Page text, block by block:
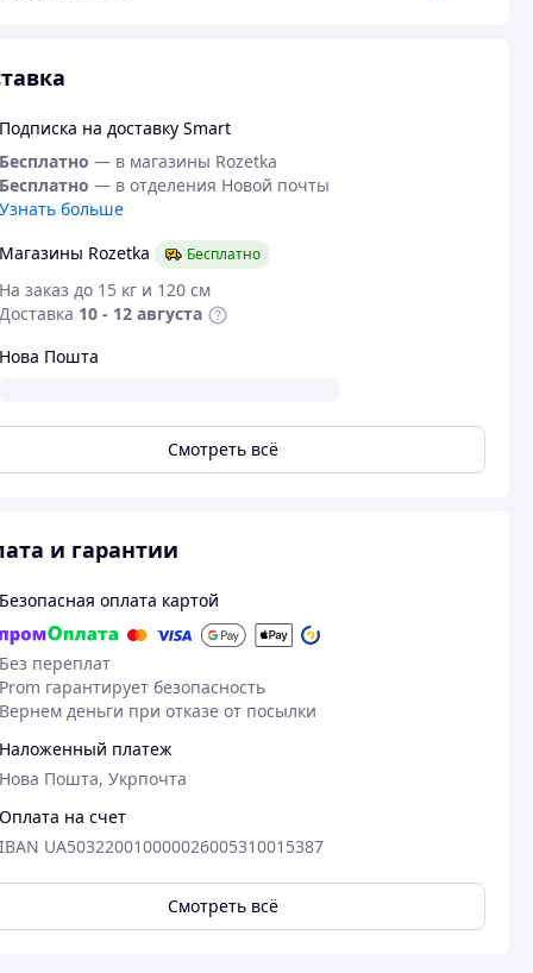
на доставку Smart
— в магазины Rozetka
— в отделения Новой почты
больше
Rozetka
Бесплатно
заказ до 15 кг и 120 см
10 - 12 августа
Пошта
Смотреть всё
и гарантии
оплата картой
переплат
гарантирует безопасность
деньги при отказе от посылки
платеж
Пошта, Укрпочта
на счет
UA503220010000026005310015387
Смотреть всё
06.11.2025
Куплено на Prom.ua
За таку ціну печатки круті!
Невеликі, на
об'єктами,